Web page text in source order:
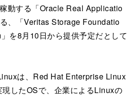
動する「Oracle Real Applicatio
、「Veritas Storage Foundatio
を8月10日から提供予定だとして
は、Red Hat Enterprise Linux
したOSで、企業によるLinuxの